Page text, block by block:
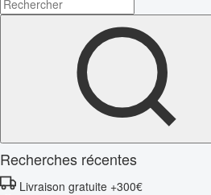
Recherches récentes
Livraison gratuite +300€